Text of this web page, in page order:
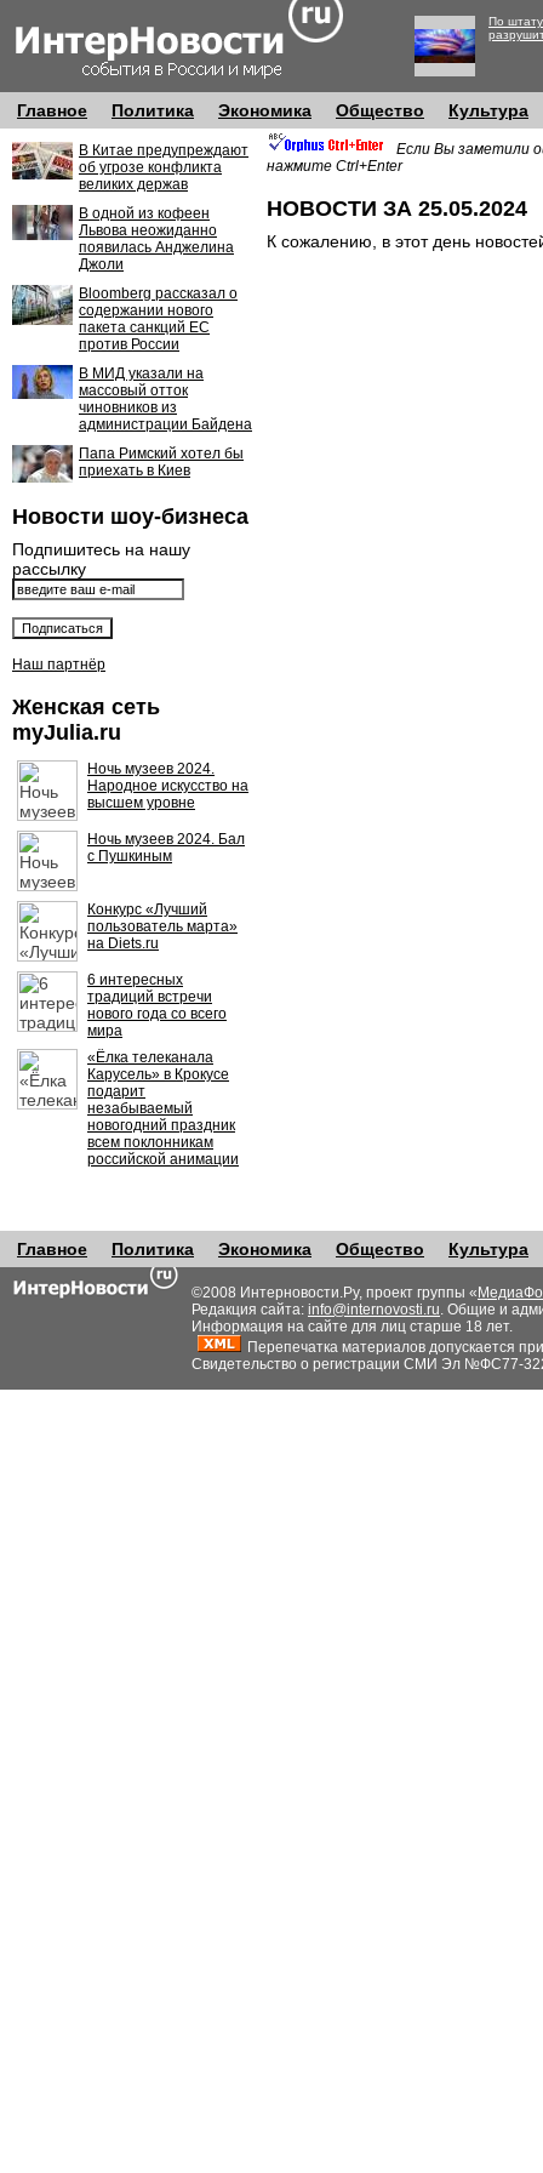
По
Главное Политика Экономика Общество Культура
В Китае предупреждают
об угрозе конфликта
великих держав
В одной из кофеен
Львова неожиданно
появилась Анджелина
Джоли
Bloomberg рассказал о
содержании нового
пакета санкций ЕС
против России
В МИД указали на
массовый отток
чиновников из
администрации Байдена
Папа Римский хотел бы
приехать в Киев
Новости шоу-бизнеса
Подпишитесь на нашу
рассылку
Наш партнёр
Женская сеть
myJulia.ru
Ночь музеев 2024.
Народное искусство на
высшем уровне
Ночь музеев 2024. Бал
с Пушкиным
Конкурс «Лучший
пользователь марта»
на Diets.ru
6 интересных
традиций встречи
нового года со всего
мира
«Ёлка телеканала
Карусель» в Крокусе
подарит
незабываемый
новогодний праздник
всем поклонникам
российской анимации
Если Вы заметили
нажмите Ctrl+Enter
НОВОСТИ ЗА 25.05.2024
К сожалению, в этот день
Главное Политика Экономика Общество Культура
©2008 Интерновости.Ру, проект группы «
Редакция сайта: info@internovosti.ru. Общие и
Информация на сайте для лиц старше 18 лет.
Перепечатка материалов допускается
Свидетельство о регистрации СМИ Эл №ФС77-